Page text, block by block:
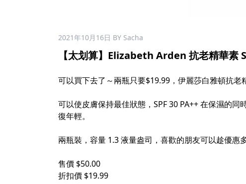
2021年10月16日 BY Sacha
【太划算】Elizabeth Arden 抗老精華素
可以買下去了～兩瓶只要$19.99，伊麗莎白雅頓抗
可以使皮膚保持最佳狀態，SPF 30 PA++ 在保濕的
復年輕。
兩瓶裝，容量 1.3 液量盎司，喜歡的朋友可以趁優惠
售價 $50.00
折扣價 $19.99